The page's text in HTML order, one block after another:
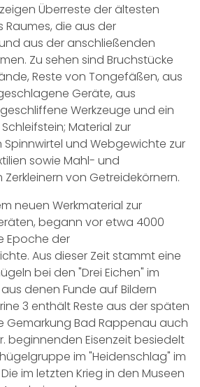
Überreste der ältesten
Raumes, die aus der
aus der anschließenden
Zu sehen sind Bruchstücke
Reste von Tongefäßen, aus
Geräte, aus
Werkzeuge und ein
Material zur
Spinnwirtel und Webgewichte zur
sowie Mahl- und
von Getreidekörnern.
neuen Werkmaterial zur
begann vor etwa 4000
Epoche der
Aus dieser Zeit stammt eine
bei den "Drei Eichen" im
denen Funde auf Bildern
3 enthält Reste aus der späten
Gemarkung Bad Rappenau auch
beginnenden Eisenzeit besiedelt
im "Heidenschlag" im
im letzten Krieg in den Museen